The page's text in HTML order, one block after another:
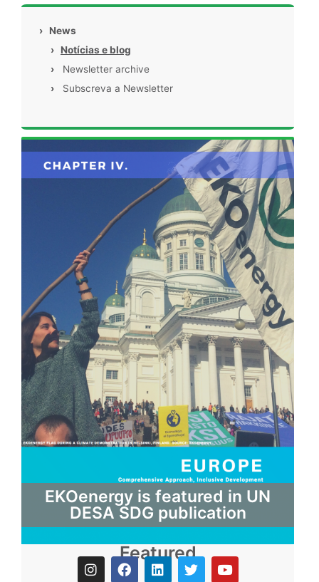
›
News
›
Notícias e blog
›
Newsletter archive
›
Subscreva a Newsletter
EKOenergy is featured in UN
DESA SDG publication
Featured
I
n
F
a
L
i
T
w
Y
o